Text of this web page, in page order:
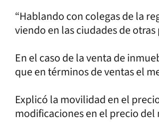
“Hablando con colegas de la
viendo en las ciudades de
En el caso de la venta de
que en términos de ventas el
Explicó la movilidad en el
modificaciones en el precio del